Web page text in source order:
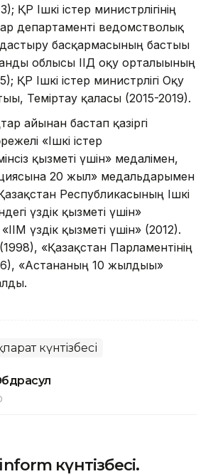
ҚР Ішкі істер министрлігінің
департаменті ведомстволық
басқармасының бастығы
облысы ІІД оқу орталығының
ҚР Ішкі істер министрлігі Оқу
Теміртау қаласы (2015-2019).
айынан бастап қазіргі
«Ішкі істер
қызметі үшін» медалімен,
20 жыл» медальдарымен
Республикасының Ішкі
үздік қызметі үшін»
үздік қызметі үшін» (2012).
«Қазақстан Парламентінің
«Астананың 10 жылдығы»
күнтізбесі
күнтізбесі.